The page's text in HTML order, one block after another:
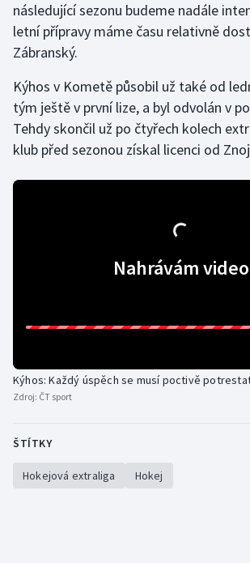
Jezdectví
Judo
Krasobruslení
Lezení
Parasport
Plavání
Plážový volejbal
Ragby
Rychlobruslení
následující sezonu budeme nadále
letní přípravy máme času relativně
Zábranský.
Kýhos v Kometě působil už také od
tým ještě v první lize, a byl odvolán v
Tehdy skončil už po čtyřech kolech
klub před sezonou získal licenci od
Nahrávám video
Kýhos: Každý úspěch se musí poctivě
Zdroj: ČT sport
ŠTÍTKY
Hokejová extraliga Hokej